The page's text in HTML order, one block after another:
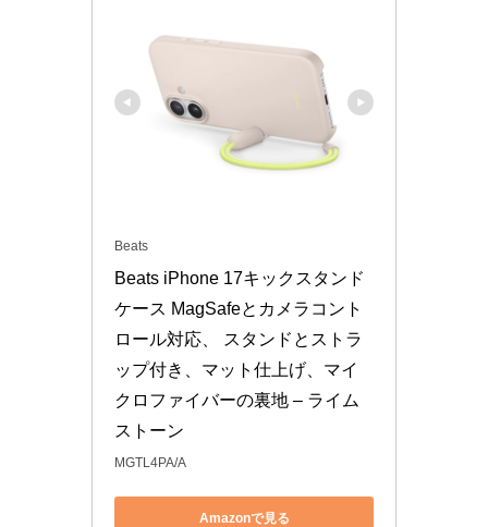
Beats
Beats iPhone 17キックスタンド
ケース MagSafeとカメラコント
ロール対応、 スタンドとストラ
ップ付き、マット仕上げ、マイ
クロファイバーの裏地 – ライム
ストーン
MGTL4PA/A
Amazonで見る